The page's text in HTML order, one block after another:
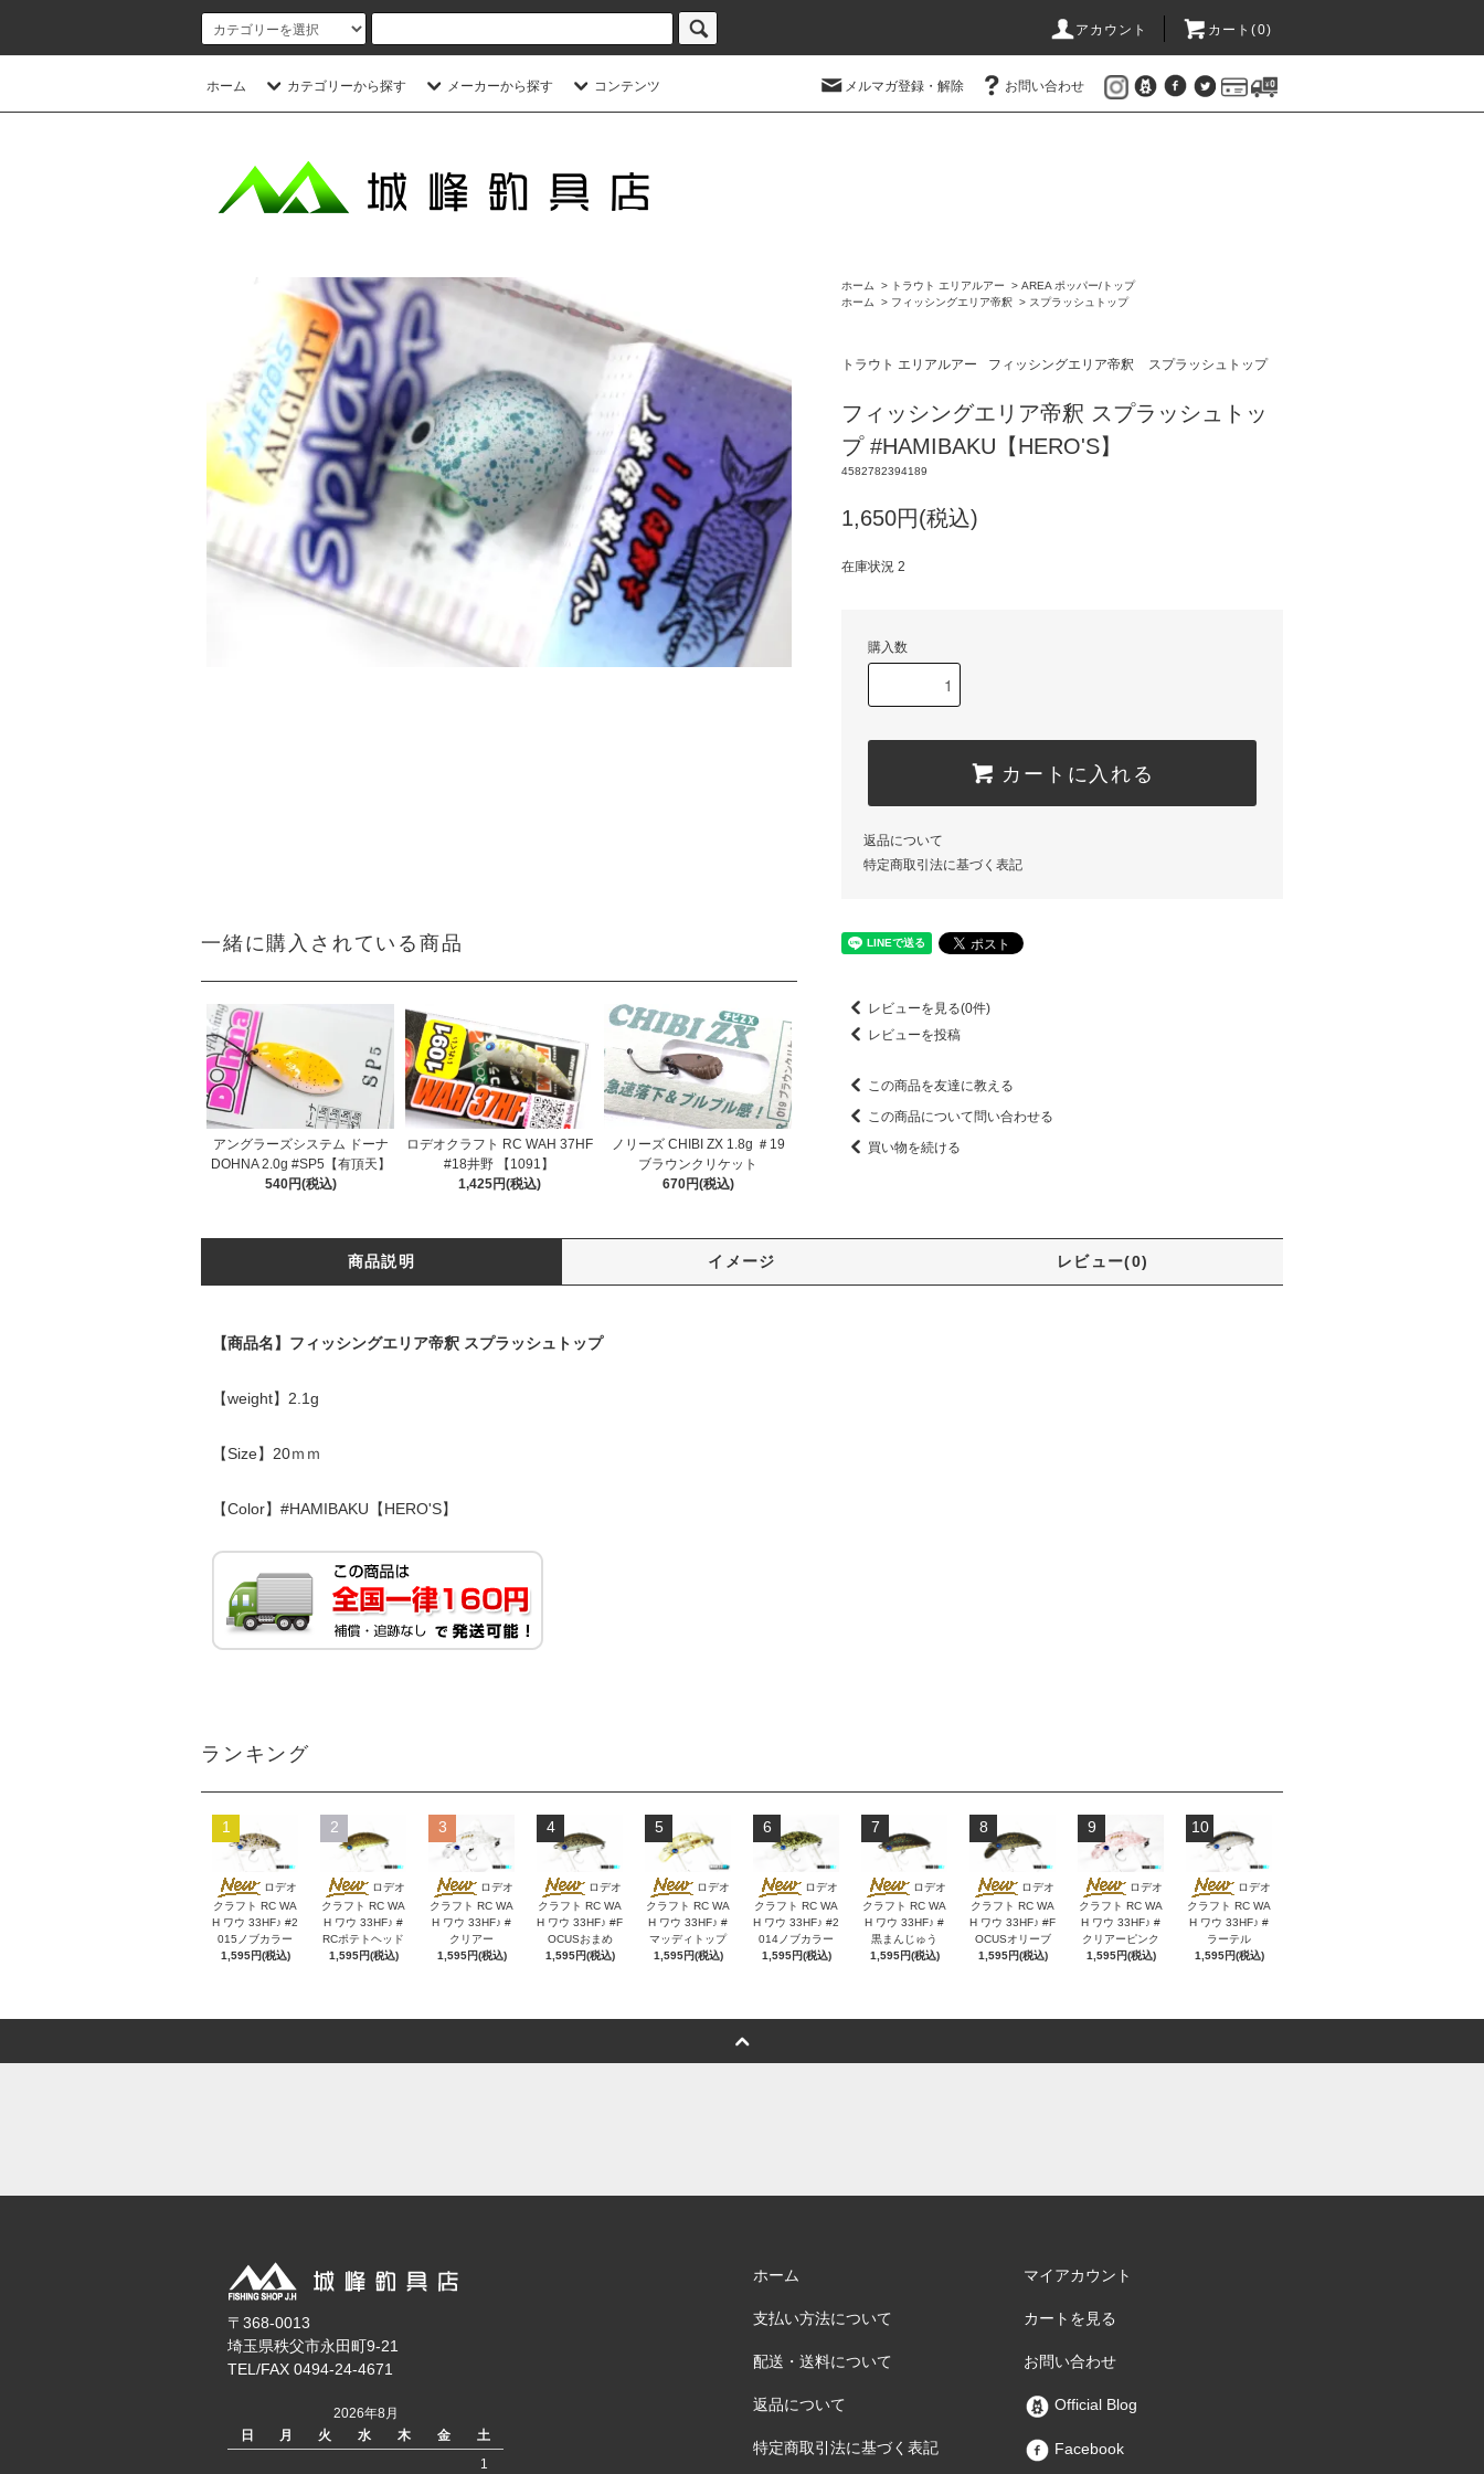
アカウント カート(0)
ホーム カテゴリーから探す メーカーから探す コンテンツ メルマガ登録・解除 お問い合わせ
一緒に購入されている商品
アングラーズシステム ドーナ
DOHNA 2.0g #SP5【有頂天】
540円(税込)
ロデオクラフト RC WAH 37HF
#18井野 【1091】
1,425円(税込)
ノリーズ CHIBI ZX 1.8g ＃19
ブラウンクリケット
670円(税込)
ホーム > トラウト エリアルアー > AREA ポッパー/トップ
ホーム
> フィッシングエリア帝釈 > スプラッシュトップ
トラウト エリアルアー フィッシングエリア帝釈 スプラッシュトップ
フィッシングエリア帝釈 スプラッシュトッ
プ #HAMIBAKU【HERO'S】
4582782394189
1,650円(税込)
在庫状況 2
購入数
カートに入れる
返品について
特定商取引法に基づく表記
レビューを見る(0件)
レビューを投稿
この商品を友達に教える
この商品について問い合わせる
買い物を続ける
商品説明 イメージ レビュー(0)
【商品名】フィッシングエリア帝釈 スプラッシュトップ
【weight】2.1g
【Size】20ｍｍ
【Color】#HAMIBAKU【HERO'S】
ランキング
1
ロデオ
クラフト RC WA
H ワウ 33HF♪ #2
015ノブカラー
1,595円(税込)
2
ロデオ
クラフト RC WA
H ワウ 33HF♪ #
RCポテトヘッド
1,595円(税込)
3
ロデオ
クラフト RC WA
H ワウ 33HF♪ #
クリアー
1,595円(税込)
4
ロデオ
クラフト RC WA
H ワウ 33HF♪ #F
OCUSおまめ
1,595円(税込)
5
ロデオ
クラフト RC WA
H ワウ 33HF♪ #
マッディトップ
1,595円(税込)
6
ロデオ
クラフト RC WA
H ワウ 33HF♪ #2
014ノブカラー
1,595円(税込)
7
ロデオ
クラフト RC WA
H ワウ 33HF♪ #
黒まんじゅう
1,595円(税込)
8
ロデオ
クラフト RC WA
H ワウ 33HF♪ #F
OCUSオリーブ
1,595円(税込)
9
ロデオ
クラフト RC WA
H ワウ 33HF♪ #
クリアーピンク
1,595円(税込)
10
ロデオ
クラフト RC WA
H ワウ 33HF♪ #
ラーテル
1,595円(税込)
〒368-0013
埼玉県秩父市永田町9-21
TEL/FAX 0494-24-4671
2026年8月
日
月 火 水 木 金
土
1
ホーム
支払い方法について
配送・送料について
返品について
特定商取引法に基づく表記
マイアカウント
カートを見る
お問い合わせ
Official Blog
Facebook